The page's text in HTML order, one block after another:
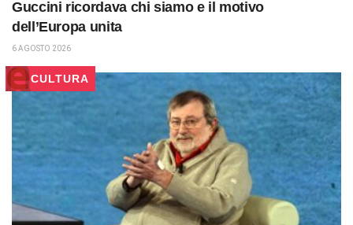
Guccini ricordava chi siamo e il motivo
dell’Europa unita
6 AGOSTO 2026
CULTURA